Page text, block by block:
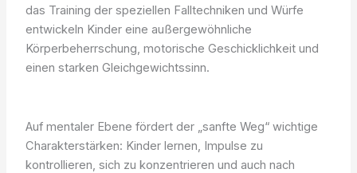
das Training der speziellen Falltechniken und Würfe
entwickeln Kinder eine außergewöhnliche
Körperbeherrschung, motorische Geschicklichkeit und
einen starken Gleichgewichtssinn.
Auf mentaler Ebene fördert der „sanfte Weg“ wichtige
Charakterstärken: Kinder lernen, Impulse zu
kontrollieren, sich zu konzentrieren und auch nach